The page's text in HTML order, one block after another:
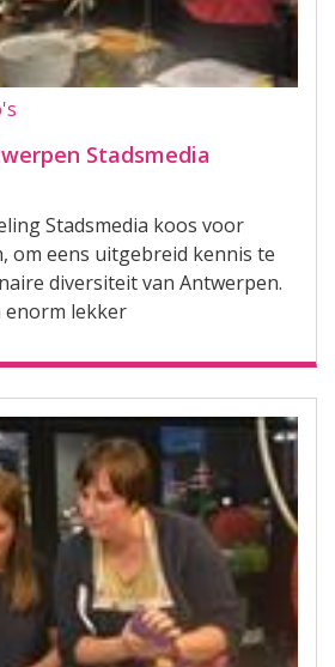
Stadsmedia
Stadsmedia koos voor
om eens uitgebreid kennis te
diversiteit van Antwerpen.
enorm lekker